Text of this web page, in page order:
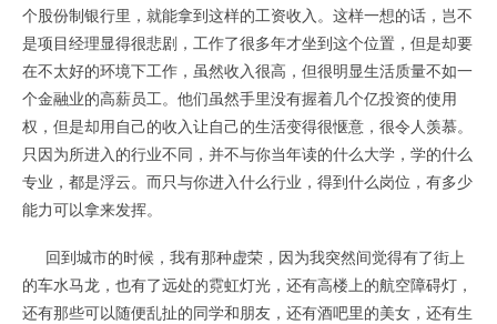
个股份制银行里，就能拿到这样的工资收入。这样一想的话，岂不
是项目经理显得很悲剧，工作了很多年才坐到这个位置，但是却要
在不太好的环境下工作，虽然收入很高，但很明显生活质量不如一
个金融业的高薪员工。他们虽然手里没有握着几个亿投资的使用
权，但是却用自己的收入让自己的生活变得很惬意，很令人羡慕。
只因为所进入的行业不同，并不与你当年读的什么大学，学的什么
专业，都是浮云。而只与你进入什么行业，得到什么岗位，有多少
能力可以拿来发挥。
回到城市的时候，我有那种虚荣，因为我突然间觉得有了街上
的车水马龙，也有了远处的霓虹灯光，还有高楼上的航空障碍灯，
还有那些可以随便乱扯的同学和朋友，还有酒吧里的美女，还有生